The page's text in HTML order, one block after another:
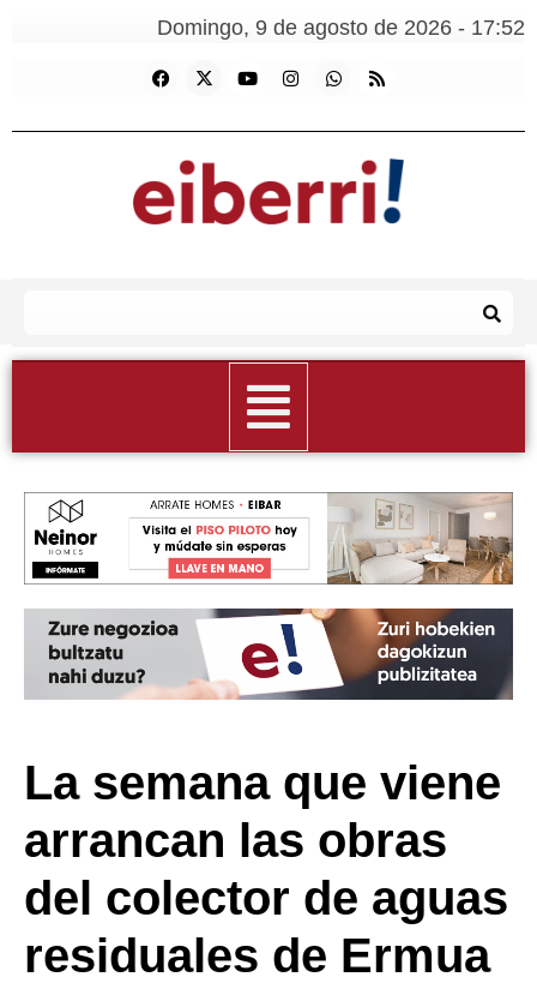
Domingo, 9 de agosto de 2026 - 17:52
La semana que viene
arrancan las obras
del colector de aguas
residuales de Ermua